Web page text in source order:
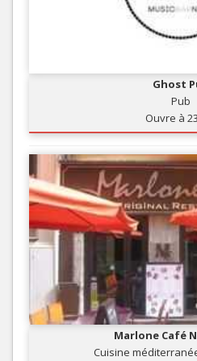
Ghost
Pub
Ouvre à
Marlone Café
Cuisine